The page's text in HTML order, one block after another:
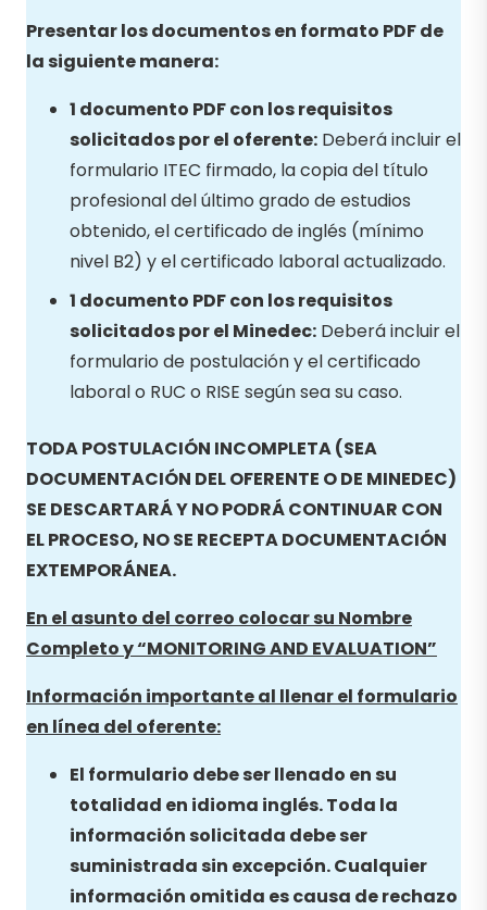
Presentar los documentos en formato PDF de
la siguiente manera:
1 documento PDF con los requisitos
solicitados por el oferente: Deberá incluir el
formulario ITEC firmado, la copia del título
profesional del último grado de estudios
obtenido, el certificado de inglés (mínimo
nivel B2) y el certificado laboral actualizado.
1 documento PDF con los requisitos
solicitados por el Minedec: Deberá incluir el
formulario de postulación y el certificado
laboral o RUC o RISE según sea su caso.
TODA POSTULACIÓN INCOMPLETA (SEA
DOCUMENTACIÓN DEL OFERENTE O DE MINEDEC)
SE DESCARTARÁ Y NO PODRÁ CONTINUAR CON
EL PROCESO, NO SE RECEPTA DOCUMENTACIÓN
EXTEMPORÁNEA.
En el asunto del correo colocar su Nombre
Completo y “MONITORING AND EVALUATION”
Información importante al llenar el formulario
en línea del oferente:
El formulario debe ser llenado en su
totalidad en idioma inglés. Toda la
información solicitada debe ser
suministrada sin excepción. Cualquier
información omitida es causa de rechazo